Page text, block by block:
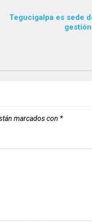
Tegucigalpa es sede
marcados con *